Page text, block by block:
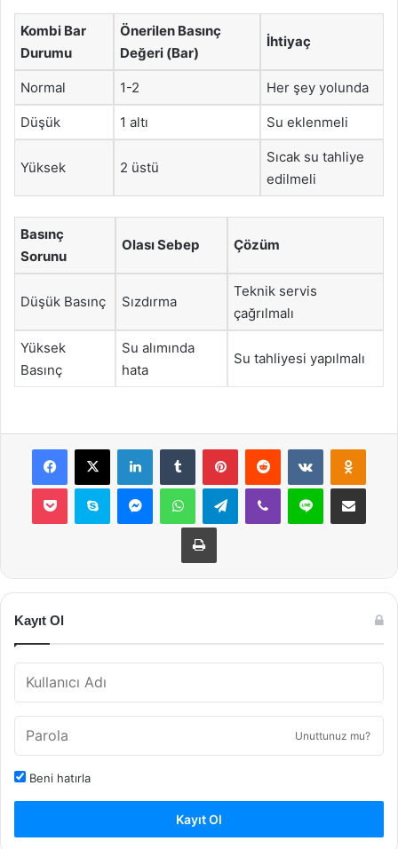
Kombi Bar
Durumu
Önerilen Basınç
Değeri (Bar)
İhtiyaç
Normal 1-2 Her şey yolunda
Düşük 1 altı Su eklenmeli
Yüksek 2 üstü
Sıcak su tahliye
edilmeli
Basınç
Sorunu
Olası Sebep Çözüm
Düşük Basınç Sızdırma
Teknik servis
çağrılmalı
Yüksek
Basınç
Su alımında
hata
Su tahliyesi yapılmalı
Facebook
X LinkedInTumblr PinterestReddit VKontakte
Pocket Skype MessengerWhatsAppTelegramViber Line E-Posta ile
Yazdır
Kayıt Ol
Unuttunuz mu?
Beni hatırla
Kayıt Ol